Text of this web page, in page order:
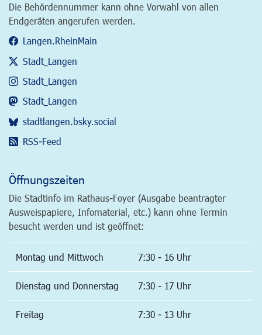
Die Behördennummer kann ohne Vorwahl von allen
Endgeräten angerufen werden.
Langen.RheinMain
Stadt_Langen
Stadt_Langen
Stadt_Langen
stadtlangen.bsky.social
RSS-Feed
Öffnungszeiten
Die Stadtinfo im Rathaus-Foyer (Ausgabe beantragter
Ausweispapiere, Infomaterial, etc.) kann ohne Termin
besucht werden und ist geöffnet:
Montag und Mittwoch 7:30 - 16 Uhr
Dienstag und Donnerstag 7:30 - 17 Uhr
Freitag 7:30 - 13 Uhr